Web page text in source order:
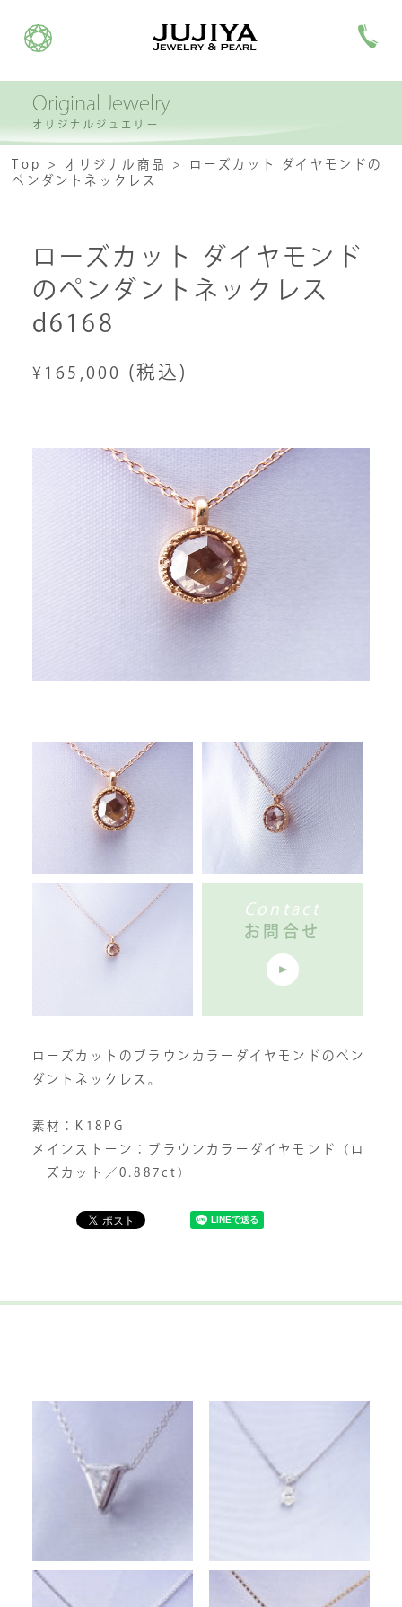
Original Jewelry
オリジナルジュエリー
Top オリジナル商品
ローズカット ダイヤモンドの
ペンダントネックレス
ローズカット ダイヤモンド
のペンダントネックレス
d6168
¥165,000 (税込)
ローズカットのブラウンカラーダイヤモンドのペン
ダントネックレス。
素材：K18PG
メインストーン：ブラウンカラーダイヤモンド（ロ
ーズカット／0.887ct）
Contact
お問合せ